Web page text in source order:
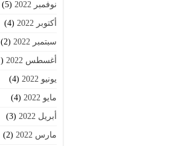
نوفمبر 2022 (5)
أكتوبر 2022 (4)
سبتمبر 2022 (2)
أغسطس 2022 (1)
يونيو 2022 (4)
مايو 2022 (4)
أبريل 2022 (3)
مارس 2022 (2)